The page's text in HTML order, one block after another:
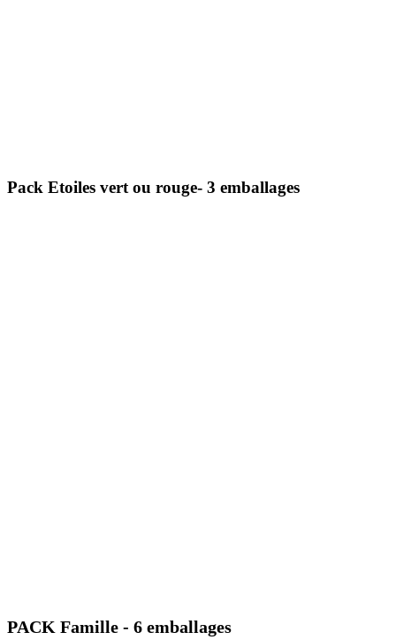
Pack Etoiles vert ou rouge- 3 emballages
PACK Famille - 6 emballages